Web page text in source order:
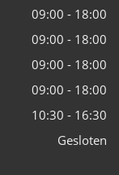
09:00 - 18:00
09:00 - 18:00
09:00 - 18:00
09:00 - 18:00
10:30 - 16:30
Gesloten